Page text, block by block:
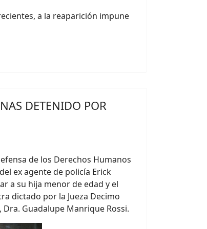
a la reaparición impune
DETENIDO POR
de los Derechos Humanos
ex agente de policía Erick
a su hija menor de edad y el
dictado por la Jueza Decimo
Guadalupe Manrique Rossi.